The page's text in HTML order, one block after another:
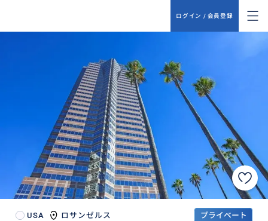
ログイン / 会員登録
USA ロサンゼルス プライベート